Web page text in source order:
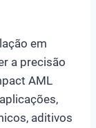
em
a precisão
AML
aditivos